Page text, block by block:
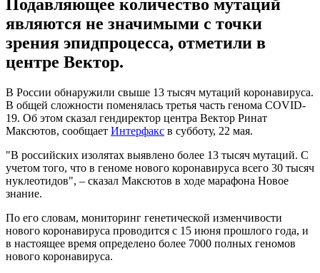
Подавляющее количество мутаций
являются не значимыми с точки
зрения эпидпроцесса, отметили в
центре Вектор.
В России обнаружили свыше 13 тысяч мутаций коронавируса.
В общей сложности поменялась третья часть генома COVID-
19. Об этом сказал гендиректор центра Вектор Ринат
Максютов, сообщает Интерфакс в субботу, 22 мая.
"В российских изолятах выявлено более 13 тысяч мутаций. С
учетом того, что в геноме нового коронавируса всего 30 тысяч
нуклеотидов", – сказал Максютов в ходе марафона Новое
знание.
По его словам, мониторинг генетической изменчивости
нового коронавируса проводится с 15 июня прошлого года, и
в настоящее время определено более 7000 полных геномов
нового коронавируса.